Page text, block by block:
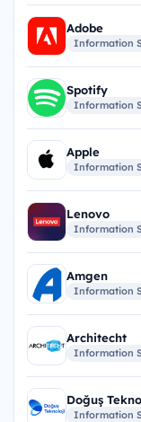
Adobe
Information
Spotify
Information
Apple
Information
Lenovo
Information
Amgen
Information
Architecht
Information
Doğuş
Information